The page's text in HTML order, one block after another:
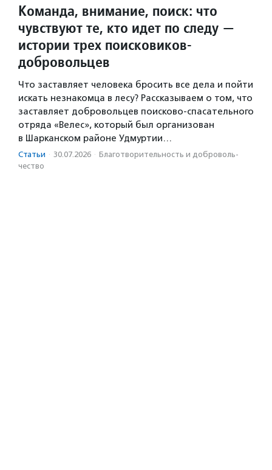
Команда, внимание, поиск: что
чувствуют те, кто идет по следу —
истории трех поисковиков-
добровольцев
Что заставляет человека бросить все дела и пойти
искать незнакомца в лесу? Рассказываем о том, что
заставляет добровольцев поисково-спасательного
отряда «Велес», который был организован
в Шарканском районе Удмуртии…
Статьи · 30.07.2026 · Благотвори­тель­ность и доброволь­
чест­во